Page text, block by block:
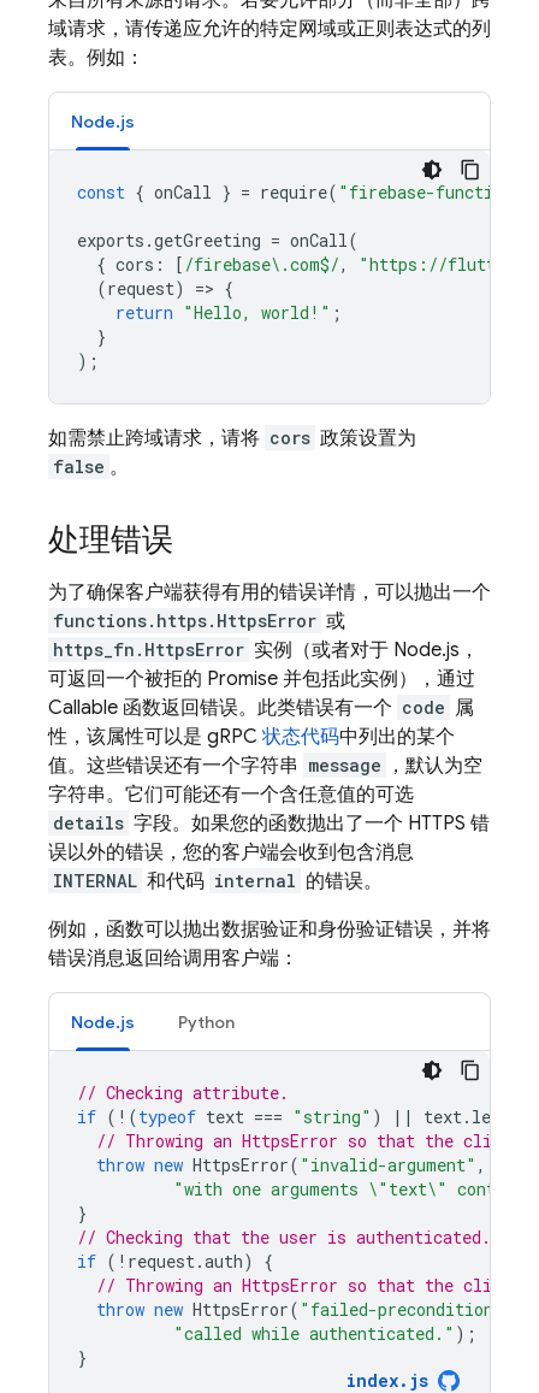
域请求，请传递应允许的特定网域或正则表达式的列
表。例如：
Node.js
const { onCall } = require( "firebase-functions/
exports .getGreeting = onCall(
{ cors : [ /firebase\.com$/,
"https://
(request) => {
return "Hello, world!" ;
}
);
如需禁止跨域请求，请将 cors 政策设置为
false 。
处理错误
为了确保客户端获得有用的错误详情，可以抛出一个
functions.https.HttpsError 或
https_fn.HttpsError 实例（或者对于 Node.js，
可返回一个被拒的 Promise 并包括此实例），通过
Callable 函数返回错误。此类错误有一个 code 属
性，该属性可以是 gRPC 状态代码中列出的某个
值。这些错误还有一个字符串 message
，默认为空
字符串。它们可能还有一个含任意值的可选
details 字段。如果您的函数抛出了一个 HTTPS 错
误以外的错误，您的客户端会收到包含消息
INTERNAL 和代码 internal 的错误。
例如，函数可以抛出数据验证和身份验证错误，并将
错误消息返回给调用客户端：
Node.js Python
// Checking attribute.
if ( ! (typeof text === "string" ) || text. length
// Throwing an HttpsError so that the client
throw new HttpsError( "invalid-argument" ,
"with one arguments \"text\"
}
// Checking that the user is authenticated.
if ( ! request.auth)
{
// Throwing an HttpsError so that the client
throw new HttpsError( "failed-precondition"
"called while authenticated." );
}
index. js